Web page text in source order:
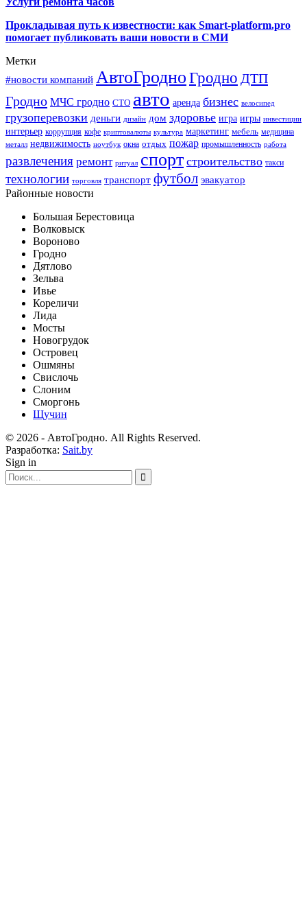
Прокладывая путь к известности: как Smart-platform.pro
помогает публиковать ваши новости в СМИ
Метки
#новости компаний АвтоГродноГродно ДТП
Гродно МЧС гродно СТО авто аренда бизнес велосипед
грузоперевозки деньги дизайн дом здоровье игра игры инвестиции
интерьер коррупция кофе криптовалюты культура маркетинг мебель медицина
металл недвижимость ноутбук окна отдых пожар промышленность работа
развлечения ремонт ритуал спорт строительство такси
технологии торговля транспорт футбол эвакуатор
Районные новости
Большая Берестовица
Волковыск
Вороново
Гродно
Дятлово
Зельва
Ивье
Кореличи
Лида
Мосты
Новогрудок
Островец
Ошмяны
Свислочь
Слоним
Сморгонь
Щучин
© 2026 - АвтоГродно. All Rights Reserved.
Разработка: Sait.by
Sign in